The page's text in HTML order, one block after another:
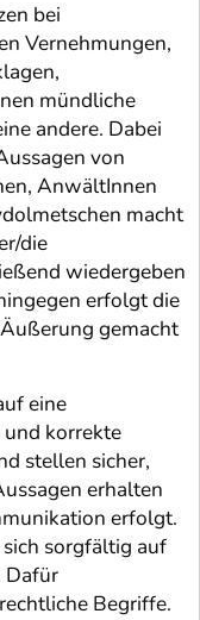
bei
Vernehmungen,
mündliche
andere. Dabei
von
AnwältInnen
macht
die
wiedergeben
erfolgt die
gemacht
eine
korrekte
stellen sicher,
erhalten
erfolgt.
sorgfältig auf
Dafür
Begriffe.